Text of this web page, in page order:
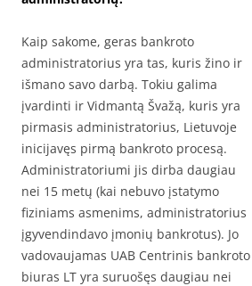
Kaip sakome, geras bankroto
administratorius yra tas, kuris žino ir
išmano savo darbą. Tokiu galima
įvardinti ir Vidmantą Švažą, kuris yra
pirmasis administratorius, Lietuvoje
inicijavęs pirmą bankroto procesą.
Administratoriumi jis dirba daugiau
nei 15 metų (kai nebuvo įstatymo
fiziniams asmenims, administratorius
įgyvendindavo įmonių bankrotus). Jo
vadovaujamas UAB Centrinis bankroto
biuras LT yra suruošęs daugiau nei